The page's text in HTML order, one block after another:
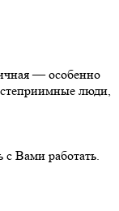
— особенно
люди,
Вами работать.